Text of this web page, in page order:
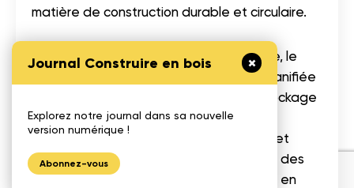
Journal Construire en bois
Explorez notre journal dans sa nouvelle
version numérique !
Abonnez-vous
matière de construction durable et circulaire.
Plutôt qu’une démolition conventionnelle, le
projet repose sur une déconstruction planifiée
permettant le reconditionnement, le stockage
et le réemploi de nombreux matériaux.
Plusieurs éléments sont ainsi conservés et
intégrés au nouveau projet, notamment des
composantes en béton (bloc de béton), en